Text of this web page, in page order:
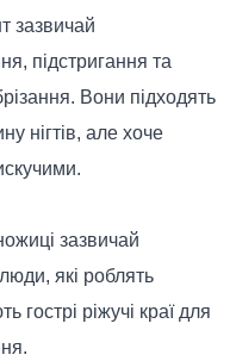
зазвичай
підстригання та
Вони підходять
нігтів, але хоче
зазвичай
які роблять
ріжучі краї для